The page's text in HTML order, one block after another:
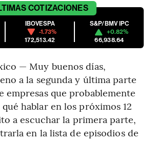
COTIZACIONES
IBOVESPA
-1.73%
172,513.42
S&P/BMV IPC
+0.82%
66,938.64
— Muy buenos días,
a la segunda y última parte
empresas que probablemente
hablar en los próximos 12
a escuchar la primera parte,
en la lista de episodios de